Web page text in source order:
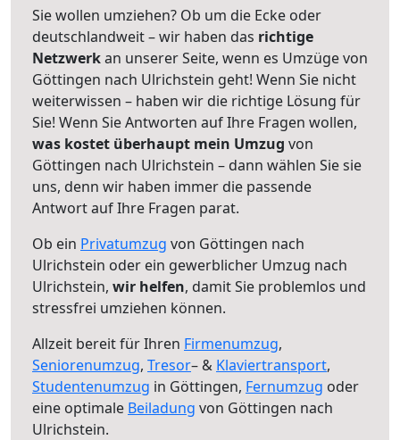
Sie wollen umziehen? Ob um die Ecke oder
deutschlandweit – wir haben das richtige
Netzwerkan unserer Seite, wenn es Umzüge von
Göttingen nach Ulrichstein geht! Wenn Sie nicht
weiterwissen – haben wir die richtige Lösung für
Sie! Wenn Sie Antworten auf Ihre Fragen wollen,
was kostet überhaupt mein Umzug von
Göttingen nach Ulrichstein – dann wählen Sie sie
uns, denn wir haben immer die passende
Antwort auf Ihre Fragen parat.
Ob ein Privatumzug von Göttingen nach
Ulrichstein oder ein gewerblicher Umzug nach
Ulrichstein, wir helfen, damit Sie problemlos und
stressfrei umziehen können.
Allzeit bereit für Ihren Firmenumzug,
Seniorenumzug, Tresor– & Klaviertransport,
Studentenumzug in Göttingen, Fernumzug oder
eine optimale Beiladung von Göttingen nach
Ulrichstein.